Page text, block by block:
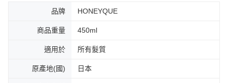
品牌 HONEYQUE
商品重量 450ml
適用於 所有髮質
原產地(國) 日本